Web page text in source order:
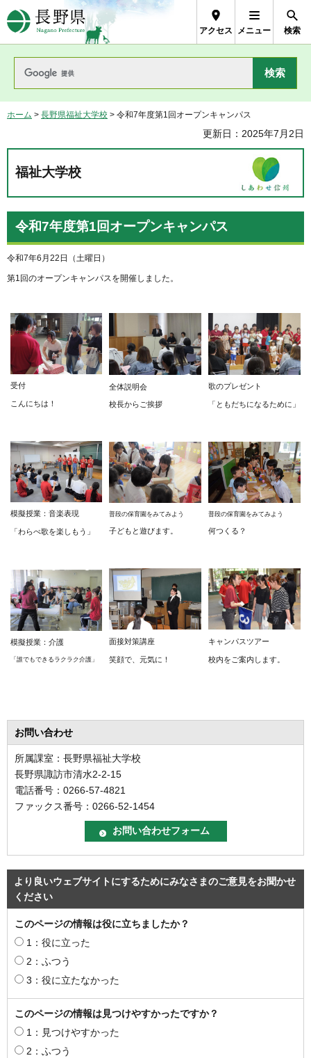
長野県Nagano Prefecture
アクセス メニュー 検索
ホーム > 長野県福祉大学校 > 令和7年度第1回オープンキャンパス
更新日：2025年7月2日
福祉大学校
令和7年度第1回オープンキャンパス
令和7年6月22日（土曜日）
第1回のオープンキャンパスを開催しました。
受付
こんにちは！
全体説明会
校長からご挨拶
歌のプレゼント
「ともだちになるために」
模擬授業：音楽表現
「わらべ歌を楽しもう」
普段の保育園をみてみよう
子どもと遊びます。
普段の保育園をみてみよう
何つくる？
模擬授業：介護
「誰でもできるラクラク介護」
面接対策講座
笑顔で、元気に！
キャンパスツアー
校内をご案内します。
お問い合わせ
所属課室：長野県福祉大学校
長野県諏訪市清水2-2-15
電話番号：0266-57-4821
ファックス番号：0266-52-1454
より良いウェブサイトにするためにみなさまのご意見をお聞かせ
ください
このページの情報は役に立ちましたか？
1：役に立った
2：ふつう
3：役に立たなかった
このページの情報は見つけやすかったですか？
1：見つけやすかった
2：ふつう